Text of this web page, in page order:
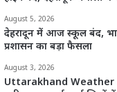
August 5, 2026
देहरादून में आज स्कूल बंद,
प्रशासन का बड़ा फैसला
August 3, 2026
Uttarakhand Weather